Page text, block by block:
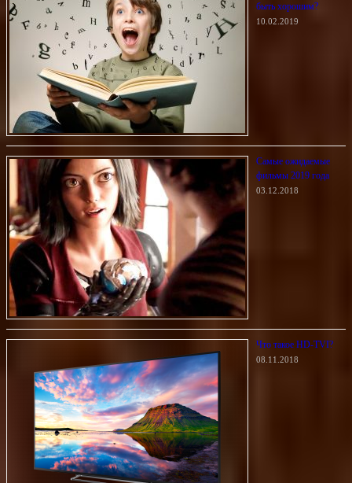
быть хорошим?
10.02.2019
Самые ожидаемые
фильмы 2019 года
03.12.2018
Что такое HD-TVI?
08.11.2018